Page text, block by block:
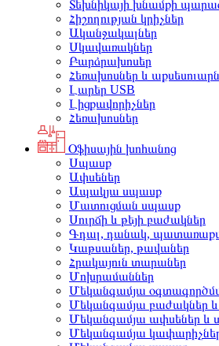
Տեխնիկայի խնամքի
Հիշողության կրիչներ
Ականջակալներ
Սկավառակներ
Բարձրախոսեր
Հեռախոսներ և
Լարեր USB
Լիցքավորիչներ
Հեռախոսներ
Օֆիսային խոհանոց
Սպասք
Ափսեներ
Ապակյա սպասք
Մատուցման սպասք
Սուրճի և թեյի բաժակներ
Գդալ, դանակ,
Կաթսաներ, թավաներ
Հրակայուն տարաներ
Մոխրամաններ
Մեկանգամյա
Մեկանգամյա բաժակներ
Մեկանգամյա ափսեներ և
Մեկանգամյա